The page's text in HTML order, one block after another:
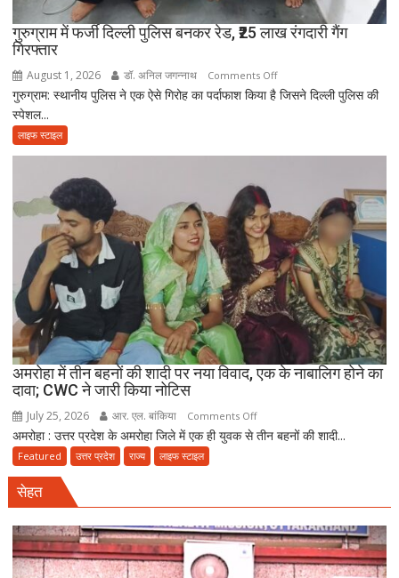
विदा
हो
वृद्धाश्रम
गुरुग्राम में फर्जी दिल्ली पुलिस बनकर रेड, ₹25 लाख रंगदारी गैंग
गिरफ्तार
August 1, 2026 डॉ. अनिल जगन्नाथ Comments Offon
गुरुग्राम
रेड,
₹25
लाख
रंगदारी
गैंग
गिरफ्तार
गुरुग्राम: स्थानीय पुलिस ने एक ऐसे गिरोह का पर्दाफाश किया है जिसने दिल्ली पुलिस की
स्पेशल...
लाइफ स्टाइल
अमरोहा में तीन बहनों की शादी पर नया विवाद, एक के नाबालिग होने का
दावा; CWC ने जारी किया नोटिस
July 25, 2026 आर. एल. बांकिया Comments Offon
अमरोहा
की
शादी
पर
नया
अमरोहा : उत्तर प्रदेश के अमरोहा जिले में एक ही युवक से तीन बहनों की शादी...
Featured उत्तर प्रदेश राज्य लाइफ स्टाइल
सेहत